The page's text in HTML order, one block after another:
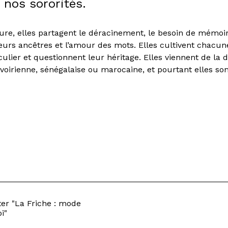
sororités.
elles partagent le déracinement, le besoin de
ancêtres et l’amour des mots. Elles cultivent
et questionnent leur héritage. Elles viennent de la
sénégalaise ou marocaine, et pourtant elles
"La Friche : mode